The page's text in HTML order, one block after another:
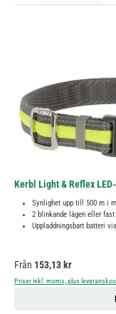
Kerbl Light & Reflex
Synlighet upp till 500 m i
2 blinkande lägen eller
Uppladdningsbart batteri
Ordinarie pris:
Från 153,13 kr
Priser inkl. moms, plus